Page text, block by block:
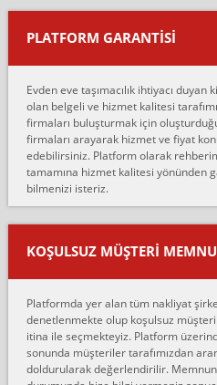
yapıştırm...
Murat:
çalıştıklarını, müş...
Ahmet:
Lüleburgaz güngünes evden eve naklyat
anlaştık sabah eve geldiklerinde de
sarcaz demelerine r...
mehmet güldü:
Ankara ALİCANLAR NAKLİYAT Tutarsız ve
var verdikleri fiyat teklifini arttırdılar.
oldukça tutarsı...
Ankara Alicanlar naklyat tel 5465524025.
Konya ya Alicanlar naklyat la anlaştık bu
fiyatın mazoto gele...
Fatih kokmese:
PLATFORM GARANTİSİ
Evden eve taşımacılık ihtiyacı
olan belgeli ve hizmet kalitesi
firmaları buluşturmak için
firmaları arayarak hizmet ve fiyat
edebilirsiniz. Platform olarak
tamamına hizmet kalitesi yönünden
bilmenizi isteriz.
KOŞULSUZ MÜŞTERI
Platformda yer alan tüm nakliyat
denetlenmekte olup koşulsuz
itina ile seçmekteyiz. Platform
sonunda müşteriler tarafımızdan
doldurularak değerlendirilir.